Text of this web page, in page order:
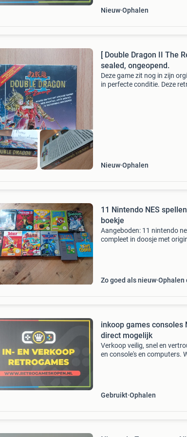
Nieuw Ophalen
[ Double Dragon II The
sealed, ongeopend.
Deze game zit nog in zijn
in perfecte conditie. Deze
Nieuw Ophalen
11 Nintendo NES
boekje
Aangeboden: 11 nintendo
compleet in doosje met
Zo goed als nieuw Ophalen
inkoop games consoles
direct mogelijk
Verkoop veilig, snel en
en console's en computers.
Gebruikt Ophalen